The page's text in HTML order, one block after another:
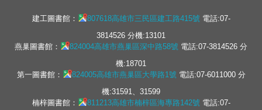
建工圖書館： 807618高雄市三民區建工路415號電話:07-
3814526 分機:13101
燕巢圖書館：
824004高雄市燕巢區深中路58號 電話:07-3814526 分
機:18701
第一圖書館：
824005高雄市燕巢區大學路1號電話:07-6011000 分
機:31591、31599
楠梓圖書館：
811213高雄市楠梓區海專路142號電話:07-